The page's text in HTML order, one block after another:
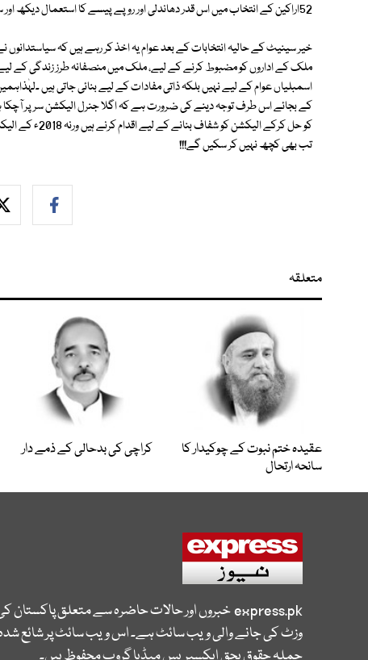
52اراکین کے انتخاب میں اس قدر دھاندلی اور روپے پیسے کا استعمال دیکھ اور سن رہے ہیں تو عام جنرل الیکشن کا کیا حال ہوگا۔
خیر سینیٹ کے حالیہ انتخابات کے بعد عوام یہ اخذ کر رہے ہیں کہ
ملک کے اداروں کو مضبوط کرنے کے لیے، ملک میں منصفانہ طرز زندگی کے لیے
اسمبلیاں عوام کے لیے نہیں بلکہ ذاتی مفادات کے لیے بنائی جاتی ہیں
کے بجائے اس طرف توجہ دینے کی ضرورت ہے کہ اگلا جنرل الیکشن سر پر آچکا
تب بھی کچھ نہیں کر سکیں گے!!!
متعلقہ
عقیدہ ختم نبوت کے چوکیدار کا
سانحہ ارتحال
کراچی کی بدحالی کے ذمے دار
express.pkخبروں اور حالات حاضرہ سے متعلق پاکستان
وزٹ کی جانے والی ویب سائٹ ہے۔ اس ویب سائٹ پر شائع